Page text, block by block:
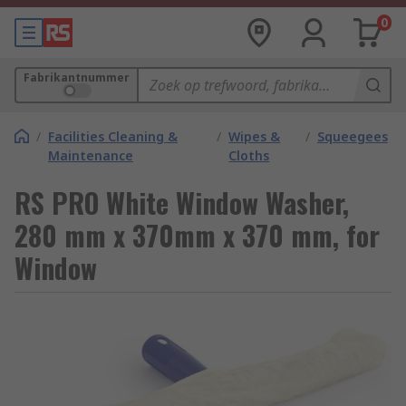
0
Fabrikantnummer
/ Facilities Cleaning &
Maintenance
/ Wipes &
Cloths
/ Squeegees
RS PRO White Window Washer,
280 mm x 370mm x 370 mm, for
Window